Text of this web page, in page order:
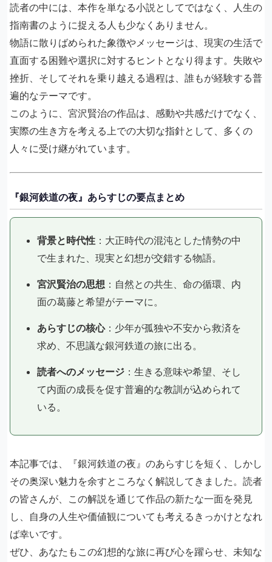
読者の中には、本作を単なる小説としてではなく、人生の
指南書のように捉える人も少なくありません。
物語に散りばめられた象徴やメッセージは、現実の生活で
直面する困難や選択に対するヒントとなり得ます。失敗や
挫折、そしてそれを乗り越える過程は、誰もが経験する普
遍的なテーマです。
このように、宮沢賢治の作品は、感動や共感だけでなく、
実際の生き方を考える上での大切な指針として、多くの
人々に受け継がれています。
『銀河鉄道の夜』あらすじの要点まとめ
背景と時代性 ：大正時代の混沌とした情勢の中
で生まれた、現実と幻想が交錯する物語。
宮沢賢治の思想 ：自然との共生、命の循環、内
面の葛藤と希望がテーマに。
あらすじの核心：少年が孤独や不安から救済を
求め、不思議な銀河鉄道の旅に出る。
読者へのメッセージ ：生きる意味や希望、そし
て内面の成長を促す普遍的な教訓が込められて
いる。
本記事では、『銀河鉄道の夜』のあらすじを短く、しかし
その奥深い魅力を余すところなく解説してきました。読者
の皆さんが、この解説を通じて作品の新たな一面を発見
し、自身の人生や価値観についても考えるきっかけとなれ
ば幸いです。
ぜひ、あなたもこの幻想的な旅に再び心を躍らせ、未知な